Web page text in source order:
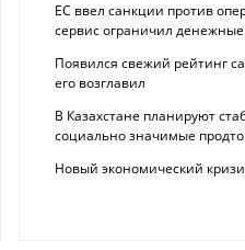
ЕС ввел санкции против
сервис ограничил
Появился свежий рейтинг
его возглавил
В Казахстане планируют
социально значимые
Новый экономический